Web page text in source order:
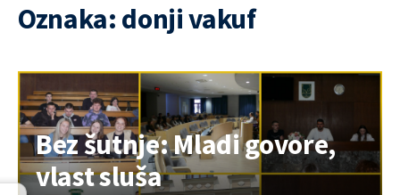
Oznaka: donji vakuf
Bez šutnje: Mladi govore,
vlast sluša